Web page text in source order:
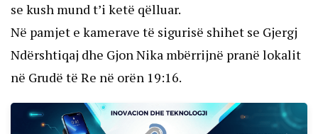
se kush mund t’i ketë qëlluar.
Në pamjet e kamerave të sigurisë shihet se Gjergj
Ndërshtiqaj dhe Gjon Nika mbërrijnë pranë lokalit
në Grudë të Re në orën 19:16.